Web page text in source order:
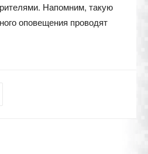
Напомним, такую
оповещения проводят